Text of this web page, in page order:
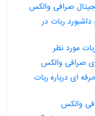
ربات در
ای درباره ربات